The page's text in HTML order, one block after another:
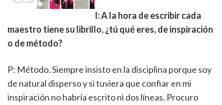
I: A la hora de escribir cada
maestro tiene su librillo, ¿tú qué eres, de inspiración
o de método?
P: Método. Siempre insisto en la disciplina porque soy
de natural disperso y si tuviera que confiar en mi
inspiración no habría escrito ni dos líneas. Procuro